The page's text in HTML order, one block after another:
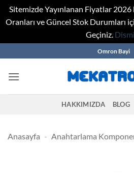
Sitemizde Yayınlanan Fiyatlar 2026
Oranları ve Güncel Stok Durumları
Geçiniz.
to
content
Omron Bayi
HAKKIMIZDA BLOG
Anasayfa - Anahtarlama